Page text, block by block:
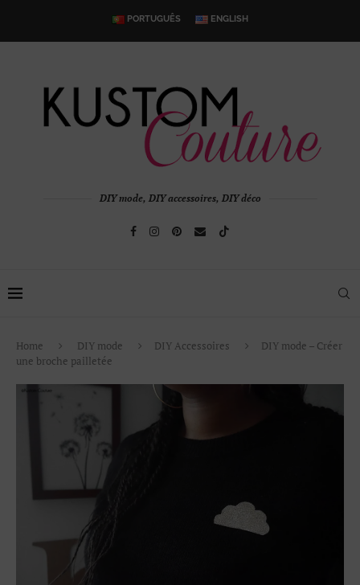
PORTUGUÊS ENGLISH
DIY mode, DIY accessoires, DIY déco
Home DIY mode DIY Accessoires
DIY mode – Créer
une broche pailletée